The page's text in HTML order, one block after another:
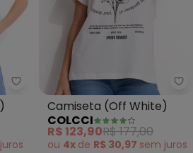
Colcci - Camiseta (Off White)
juros
Camiseta (Off White)
COLCCI
R$ 123,90R$ 177,00
ou 4x de R$ 30,97 sem juros